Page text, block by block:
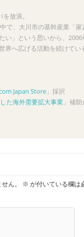
放浪。
で、大川市の基幹産業「家
い」という思いから、2006
界へ広げる活動を続けてい
Japan Store 」採択
た海外需要拡大事業 」補
ん。 ※ が付いている欄は